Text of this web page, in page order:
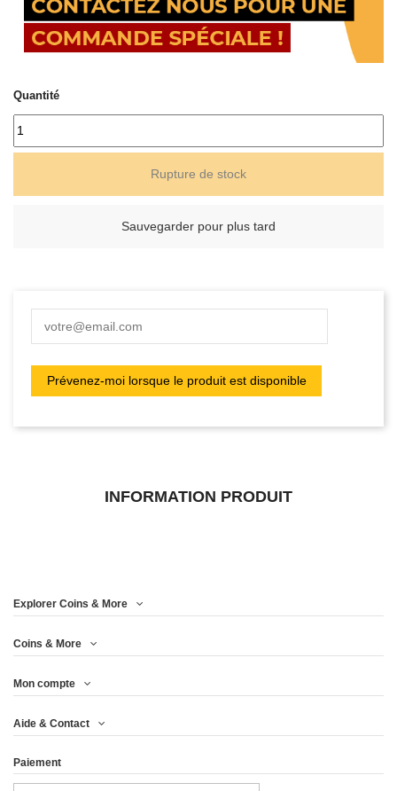
Quantité
Rupture de stock
Sauvegarder pour plus tard
INFORMATION PRODUIT
Explorer Coins & More
Coins & More
Mon compte
Aide & Contact
Paiement